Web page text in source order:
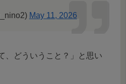
May 11, 2026
、どういうこと？」と思い